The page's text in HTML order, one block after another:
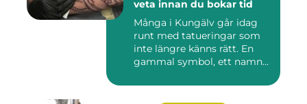
veta innan du bokar tid
Många i Kungälv går idag
runt med tatueringar som
inte längre känns rätt. En
gammal symbol, ett namn...